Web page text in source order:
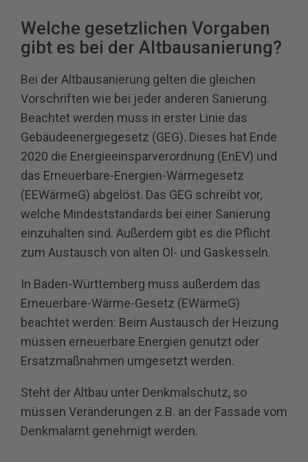
Welche gesetzlichen Vorgaben
gibt es bei der Altbausanierung?
Bei der Altbausanierung gelten die gleichen
Vorschriften wie bei jeder anderen Sanierung.
Beachtet werden muss in erster Linie das
Gebäudeenergiegesetz (GEG). Dieses hat Ende
2020 die Energieeinsparverordnung (EnEV) und
das Erneuerbare-Energien-Wärmegesetz
(EEWärmeG) abgelöst. Das GEG schreibt vor,
welche Mindeststandards bei einer Sanierung
einzuhalten sind. Außerdem gibt es die Pflicht
zum Austausch von alten Öl- und Gaskesseln.
In Baden-Württemberg muss außerdem das
Erneuerbare-Wärme-Gesetz (EWärmeG)
beachtet werden: Beim Austausch der Heizung
müssen erneuerbare Energien genutzt oder
Ersatzmaßnahmen umgesetzt werden.
Steht der Altbau unter Denkmalschutz, so
müssen Veränderungen z.B. an der Fassade vom
Denkmalamt genehmigt werden.